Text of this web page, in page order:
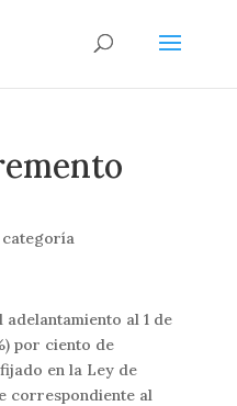
categoría
al 1 de
por ciento de
en la Ley de
correspondiente al